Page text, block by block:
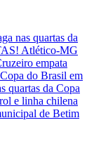
nas quartas da
Atlético-MG
empata
do Brasil em
quartas da Copa
e linha chilena
de Betim